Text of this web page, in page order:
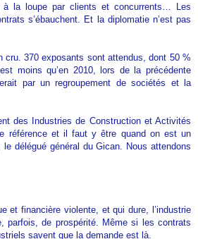
à la loupe par clients et concurrents… Les
s’ébauchent. Et la diplomatie n’est pas
cru. 370 exposants sont attendus, dont 50 %
moins qu’en 2010, lors de la précédente
par un regroupement de sociétés et la
des Industries de Construction et Activités
référence et il faut y être quand on est un
délégué général du Gican. Nous attendons
et financière violente, et qui dure, l’industrie
parfois, de prospérité. Même si les contrats
savent que la demande est là.